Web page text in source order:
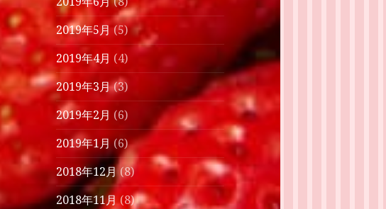
2019年5月 (5)
2019年4月 (4)
2019年3月(3)
2019年2月 (6)
2019年1月(6)
2018年12月 (8)
2018年11月(8)